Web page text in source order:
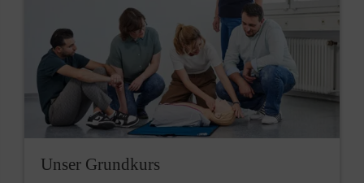
Unser Grundkurs